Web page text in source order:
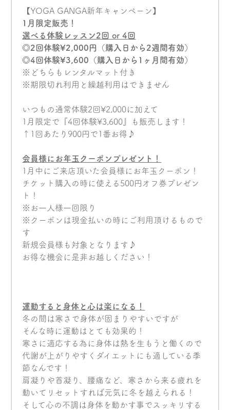
【YOGA GANGA新年キャンペーン】
1月限定販売！
選べる体験レッスン2回 or 4回
◎2回体験¥2,000円（購入日から2週間有効）
◎4回体験¥3,600（購入日から1ヶ月間有効）
※どちらもレンタルマット付き
※期限切れ利用と繰越利用はできません
いつもの通常体験2回¥2,000に加えて
1月限定で『4回体験¥3,600』も販売します！
↑1回あたり900円で1番お得♪
会員様にお年玉クーポンプレゼント！
1月中にご来店頂いた会員様にお年玉クーポン！
チケット購入の時に使える500円オフ券プレゼン
ト！
※お一人様一回限り
※クーポンは現金払いの時にご利用頂けるもので
す
新規会員様も対象となります♪
お得な機会に是非お越しください！
運動すると 身体と心は楽になる
！
冬の間は寒さで身体が固まりやすいですが
そんな時に運動はとても効果的！
寒さに適応する為に身体は熱を生もうと働くので
代謝が上がりやすくダイエットにも適している季
節なんです！
肩凝りや首凝り、腰痛など、寒さから来る疲れを
動いてリセットすれば元気に冬を越えられる！
そして心の不調は身体を動かす事でスッキリする